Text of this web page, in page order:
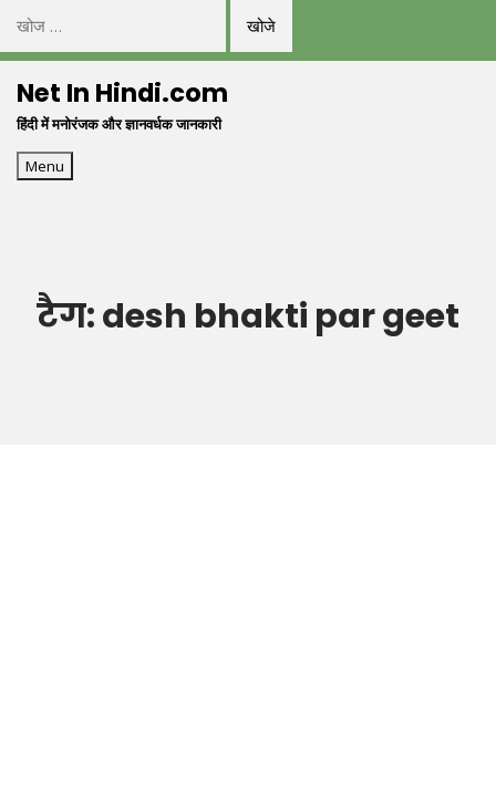
निम्न
को
खोजें:Net In Hindi.com
हिंदी में मनोरंजक और ज्ञानवर्धक जानकारी
Menu
टैग:desh bhakti par geet